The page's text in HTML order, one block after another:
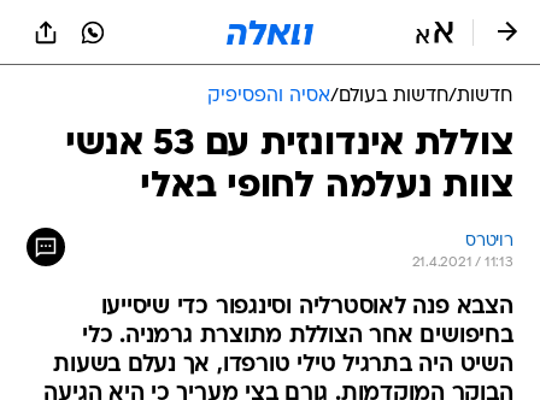
חדשות/חדשות בעולם/אסיה והפסיפיק
צוללת אינדונזית עם 53 אנשי
צוות נעלמה לחופי באלי
רויטרס
21.4.2021 / 11:13
הצבא פנה לאוסטרליה וסינגפור כדי שיסייעו
בחיפושים אחר הצוללת מתוצרת גרמניה. כלי
השיט היה בתרגיל טילי טורפדו, אך נעלם בשעות
הבוקר המוקדמות. גורם בצי מעריך כי היא הגיעה